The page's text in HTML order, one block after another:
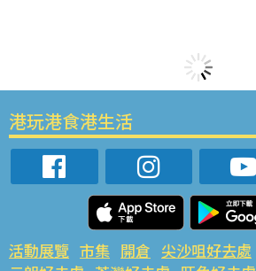
港玩港食港生活
活動展覽 市集 開倉 尖沙咀好去處